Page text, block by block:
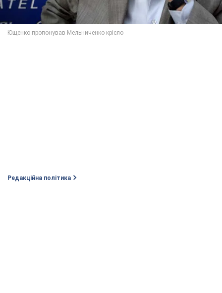
Редакційна політика